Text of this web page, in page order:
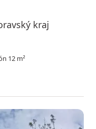
kraj
12 m²